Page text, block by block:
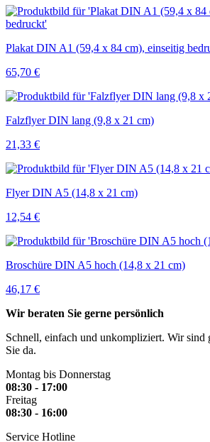
Plakat DIN A1 (59,4 x 84 cm), einseitig
65,70 €
Falzflyer DIN lang (9,8 x 21 cm)
21,33 €
Flyer DIN A5 (14,8 x 21 cm)
12,54 €
Broschüre DIN A5 hoch (14,8 x 21 cm)
46,17 €
Wir beraten Sie gerne persönlich
Schnell, einfach und unkompliziert. Wir sind
Sie da.
Montag bis Donnerstag
08:30 - 17:00
Freitag
08:30 - 16:00
Service Hotline